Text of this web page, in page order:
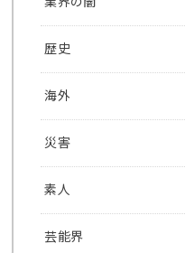
歴史
海外
災害
素人
芸能界